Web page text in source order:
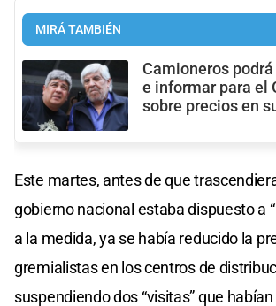
MIRÁ TAMBIÉN
Camioneros
e informar para el
sobre precios en
Este martes, antes de que
gobierno nacional estaba dispuesto a
a la medida, ya se había reducido la
gremialistas en los centros de
suspendiendo dos “visitas” que